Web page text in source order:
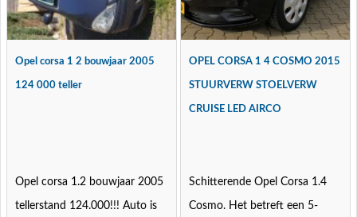
Opel corsa 1 2 bouwjaar 2005
124 000 teller
Opel corsa 1.2 bouwjaar 2005
tellerstand 124.000!!! Auto is
OPEL CORSA 1 4 COSMO 2015
STUURVERW STOELVERW
CRUISE LED AIRCO
Schitterende Opel Corsa 1.4
Cosmo. Het betreft een 5-